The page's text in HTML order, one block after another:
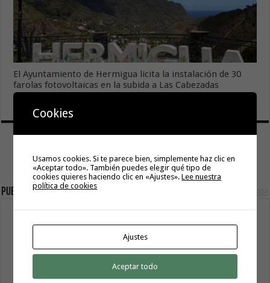
El Ayuntamiento de Hermigua licita la instalación de 30
farolas fotovoltaicas en la subida a Las Cabezadas
Publicidad
Cookies
Usamos cookies. Si te parece bien, simplemente haz clic en
«Aceptar todo». También puedes elegir qué tipo de
cookies quieres haciendo clic en «Ajustes».Lee nuestra
política de cookies
Ajustes
Aceptar todo